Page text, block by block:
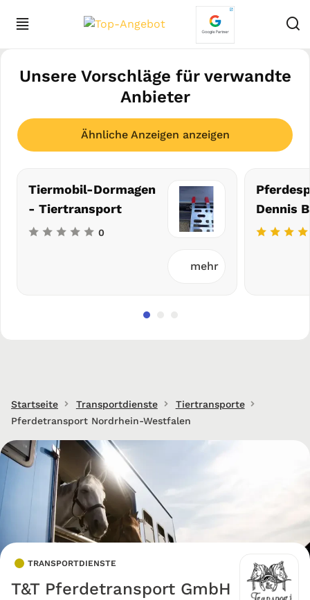
Unsere Vorschläge für verwandte
Anbieter
Ähnliche Anzeigen anzeigen
Tiermobil-Dormagen
- Tiertransport
0
mehr
Dennis
Startseite Transportdienste
Tiertransporte
Pferdetransport Nordrhein-Westfalen
TRANSPORTDIENSTE
T&T Pferdetransport GmbH